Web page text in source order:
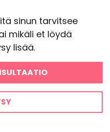
sinun tarvitsee
mikäli et löydä
lisää.